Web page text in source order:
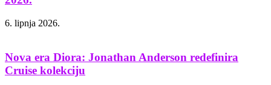
6. lipnja 2026.
Nova era Diora: Jonathan Anderson redefinira
Cruise kolekciju